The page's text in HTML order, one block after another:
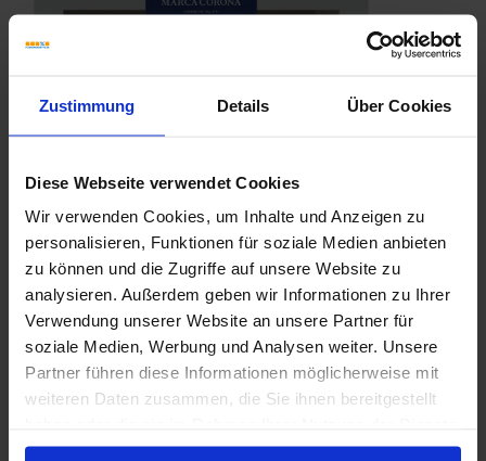
Zustimmung Details Über Cookies
Diese Webseite verwendet Cookies
Wir verwenden Cookies, um Inhalte und Anzeigen zu
personalisieren, Funktionen für soziale Medien anbieten
zu können und die Zugriffe auf unsere Website zu
analysieren. Außerdem geben wir Informationen zu Ihrer
Verwendung unserer Website an unsere Partner für
soziale Medien, Werbung und Analysen weiter. Unsere
Partner führen diese Informationen möglicherweise mit
weiteren Daten zusammen, die Sie ihnen bereitgestellt
gesammelt haben.